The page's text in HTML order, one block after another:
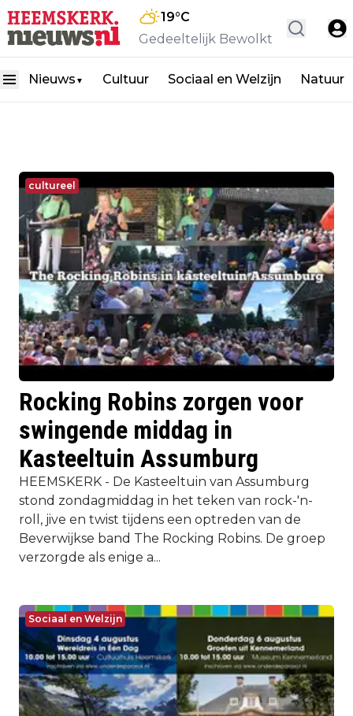
19°C
Gedeeltelijk Bewolkt
Nieuws ▼ Cultuur Sociaal en Welzijn Natuur
cultureel
Rocking Robins zorgen voor
swingende middag in
Kasteeltuin Assumburg
HEEMSKERK - De Kasteeltuin van Assumburg
stond zondagmiddag in het teken van rock-'n-
roll, jive en twist tijdens een optreden van de
Beverwijkse band The Rocking Robins. De groep
verzorgde als enige a...
Sociaal en Welzijn